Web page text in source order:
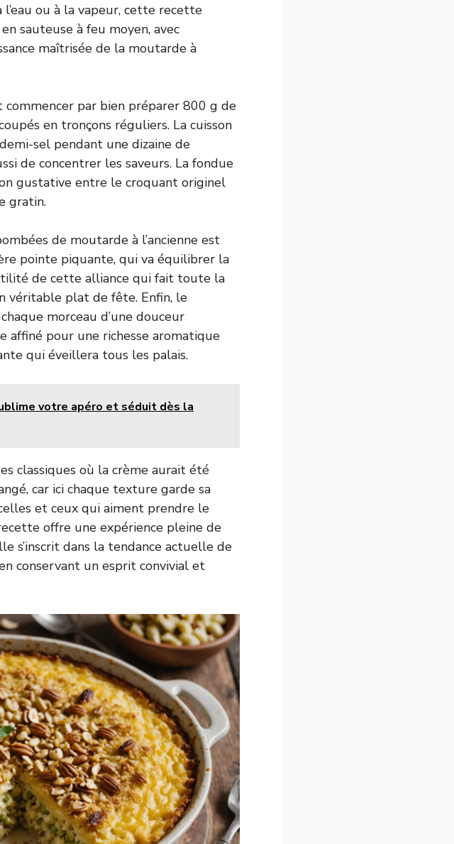
ou à la vapeur, cette recette
sauteuse à feu moyen, avec
maîtrisée de la moutarde à
par bien préparer 800 g de
en tronçons réguliers. La cuisson
sel pendant une dizaine de
de concentrer les saveurs. La fondue
gustative entre le croquant originel
gratin.
de moutarde à l’ancienne est
pointe piquante, qui va équilibrer la
de cette alliance qui fait toute la
véritable plat de fête. Enfin, le
morceau d’une douceur
affiné pour une richesse aromatique
qui éveillera tous les palais.
votre apéro et séduit dès la
classiques où la crème aurait été
car ici chaque texture garde sa
et ceux qui aiment prendre le
offre une expérience pleine de
s’inscrit dans la tendance actuelle de
conservant un esprit convivial et